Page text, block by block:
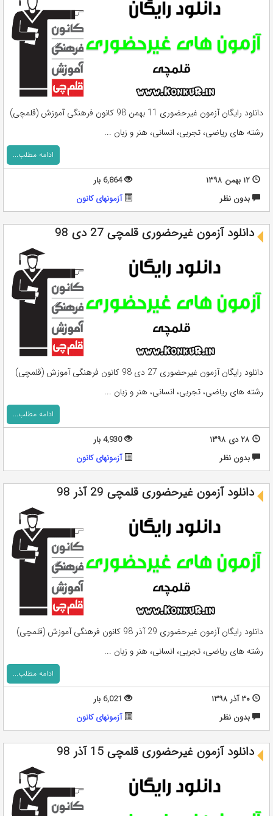
دانلود رایگان آزمون غیرحضوری 11 بهمن 98 کانون فرهنگی آموزش (قلمچی)
رشته های ریاضی، تجربی، انسانی، هنر و زبان ...
ادامه مطلب...
۱۲ بهمن ۱۳۹۸
6,864 بار
بدون نظر
آزمونهای کانون
دانلود آزمون غیرحضوری قلمچی 27 دی 98
دانلود رایگان آزمون غیرحضوری 27 دی 98 کانون فرهنگی آموزش (قلمچی)
رشته های ریاضی، تجربی، انسانی، هنر و زبان ...
ادامه مطلب...
۲۸ دی ۱۳۹۸
4,930 بار
بدون نظر
آزمونهای کانون
دانلود آزمون غیرحضوری قلمچی 29 آذر 98
دانلود رایگان آزمون غیرحضوری 29 آذر 98 کانون فرهنگی آموزش (قلمچی)
رشته های ریاضی، تجربی، انسانی، هنر و زبان ...
ادامه مطلب...
۳۰ آذر ۱۳۹۸
6,021 بار
بدون نظر
آزمونهای کانون
دانلود آزمون غیرحضوری قلمچی 15 آذر 98